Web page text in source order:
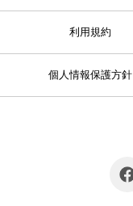
利用規約
個人情報保護方針